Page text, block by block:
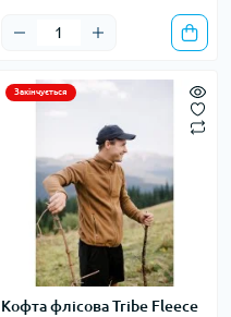
Закінчується
Кофта флісова Tribe Fleece